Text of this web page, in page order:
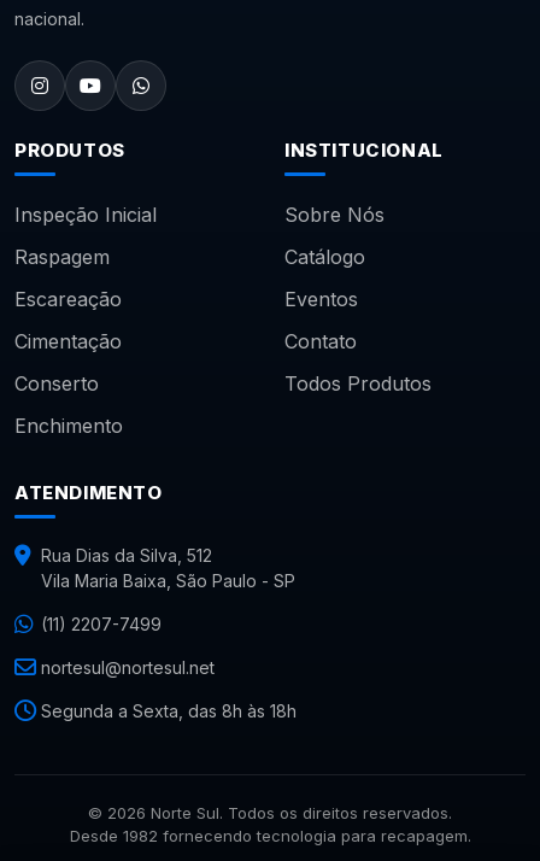
nacional.
PRODUTOS
Inspeção Inicial
Raspagem
Escareação
Cimentação
Conserto
Enchimento
INSTITUCIONAL
Sobre Nós
Catálogo
Eventos
Contato
Todos Produtos
ATENDIMENTO
Rua Dias da Silva, 512
Vila Maria Baixa, São Paulo - SP
(11) 2207-7499
nortesul@nortesul.net
Segunda a Sexta, das 8h às 18h
© 2026 Norte Sul. Todos os direitos reservados.
Desde 1982 fornecendo tecnologia para recapagem.